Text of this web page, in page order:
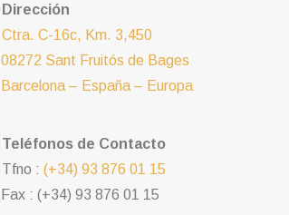
Dirección
Ctra. C-16c, Km. 3,450
08272 Sant Fruitós de Bages
Barcelona – España – Europa
Teléfonos de Contacto
Tfno : (+34) 93 876 01 15
Fax : (+34) 93 876 01 15